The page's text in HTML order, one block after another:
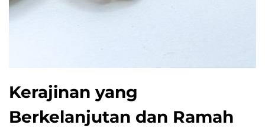
Kerajinan yang
Berkelanjutan dan Ramah